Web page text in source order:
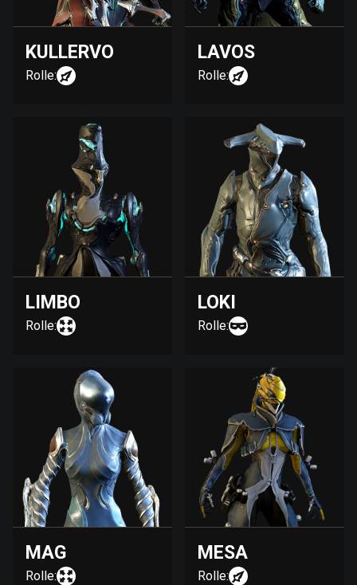
KULLERVO
Rolle:
LAVOS
Rolle:
LIMBO
Rolle:
LOKI
Rolle:
MAG
Rolle:
MESA
Rolle: